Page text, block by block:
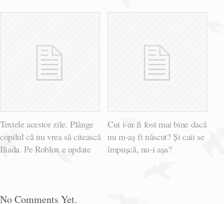
Textele acestor zile. Plânge
copilul că nu vrea să citească
Iliada. Pe Roblox e update
Cui i-ar fi fost mai bine dacă
nu m-aș fi născut? Și caii se
împușcă, nu-i așa?
No Comments Yet.